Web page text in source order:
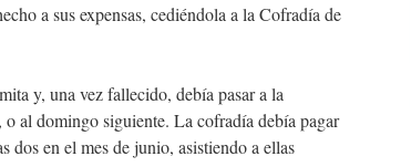
a sus expensas, cediéndola a la Cofradía de
y, una vez fallecido, debía pasar a la
al domingo siguiente. La cofradía debía pagar
dos en el mes de junio, asistiendo a ellas